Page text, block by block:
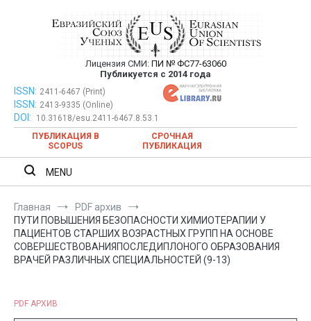
Евразийский Союз Ученых —
публикация научных статей в
ежемесячном научном журнале
Лицензия СМИ: ПИ № ФС77-63060
Публикуется с 2014 года
Евразийский Союз Ученых — публикация научных статей в
ежемесячном научном журнале
ISSN: 2411-6467 (Print)
ISSN: 2413-9335 (Online)
DOI:
10.31618/esu.2411-6467.8.53.1
ПУБЛИКАЦИЯ В
SCOPUS
СРОЧНАЯ
ПУБЛИКАЦИЯ
MENU
Главная
PDF архив
ПУТИ ПОВЫШЕНИЯ БЕЗОПАСНОСТИ ХИМИОТЕРАПИИ У
ПАЦИЕНТОВ СТАРШИХ ВОЗРАСТНЫХ ГРУПП НА ОСНОВЕ
СОВЕРШЕСТВОВАНИЯПОСЛЕДИПЛОНОГО ОБРАЗОВАНИЯ
ВРАЧЕЙ РАЗЛИЧНЫХ СПЕЦИАЛЬНОСТЕЙ (9-13)
PDF АРХИВ